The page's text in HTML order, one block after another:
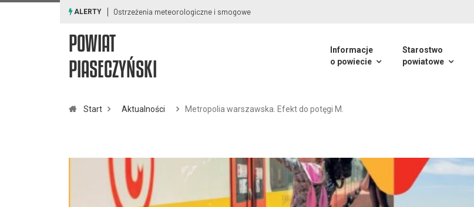
ALERTY Ostrzeżenia meteorologiczne i smogowe
POWIAT
PIASECZYŃSKI
Informacje
o powiecie
Starostwo
powiatowe
Start Aktualności Metropolia warszawska. Efekt do potęgi M.